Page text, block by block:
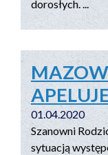
dorosłych. ...
01.04.2020
Szanowni
sytuacją